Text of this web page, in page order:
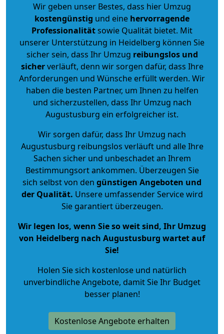
Wir geben unser Bestes, dass hier Umzug
kostengünstig und eine hervorragende
Professionalitätsowie Qualität bietet. Mit
unserer Unterstützung in Heidelberg können Sie
sicher sein, dass Ihr Umzug reibungslos und
sicherverläuft, denn wir sorgen dafür, dass Ihre
Anforderungen und Wünsche erfüllt werden. Wir
haben die besten Partner, um Ihnen zu helfen
und sicherzustellen, dass Ihr Umzug nach
Augustusburg ein erfolgreicher ist.
Wir sorgen dafür, dass Ihr Umzug nach
Augustusburg reibungslos verläuft und alle Ihre
Sachen sicher und unbeschadet an Ihrem
Bestimmungsort ankommen. Überzeugen Sie
sich selbst von den günstigen Angeboten und
der Qualität. Unsere umfassender Service wird
Sie garantiert überzeugen.
Wir legen los, wenn Sie so weit sind, Ihr Umzug
von Heidelberg nach Augustusburg wartet auf
Sie!
Holen Sie sich kostenlose und natürlich
unverbindliche Angebote, damit Sie Ihr Budget
besser planen!
Kostenlose Angebote erhalten